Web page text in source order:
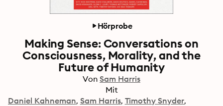
Hörprobe
Making Sense: Conversations on
Consciousness, Morality, and the
Future of Humanity
Von Sam Harris
Mit
Daniel Kahneman Sam Harris Timothy Snyder